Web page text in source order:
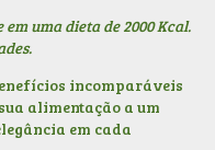
uma dieta de 2000 Kcal.
incomparáveis
alimentação a um
em cada